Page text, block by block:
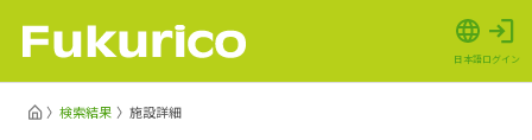
日本語ログイン
検索結果 施設詳細